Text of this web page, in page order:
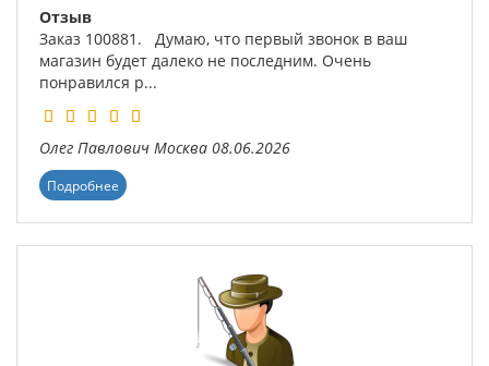
Отзыв
Заказ 100881. Думаю, что первый звонок в ваш
магазин будет далеко не последним. Очень
понравился р...
Олег Павлович Москва 08.06.2026
Подробнее